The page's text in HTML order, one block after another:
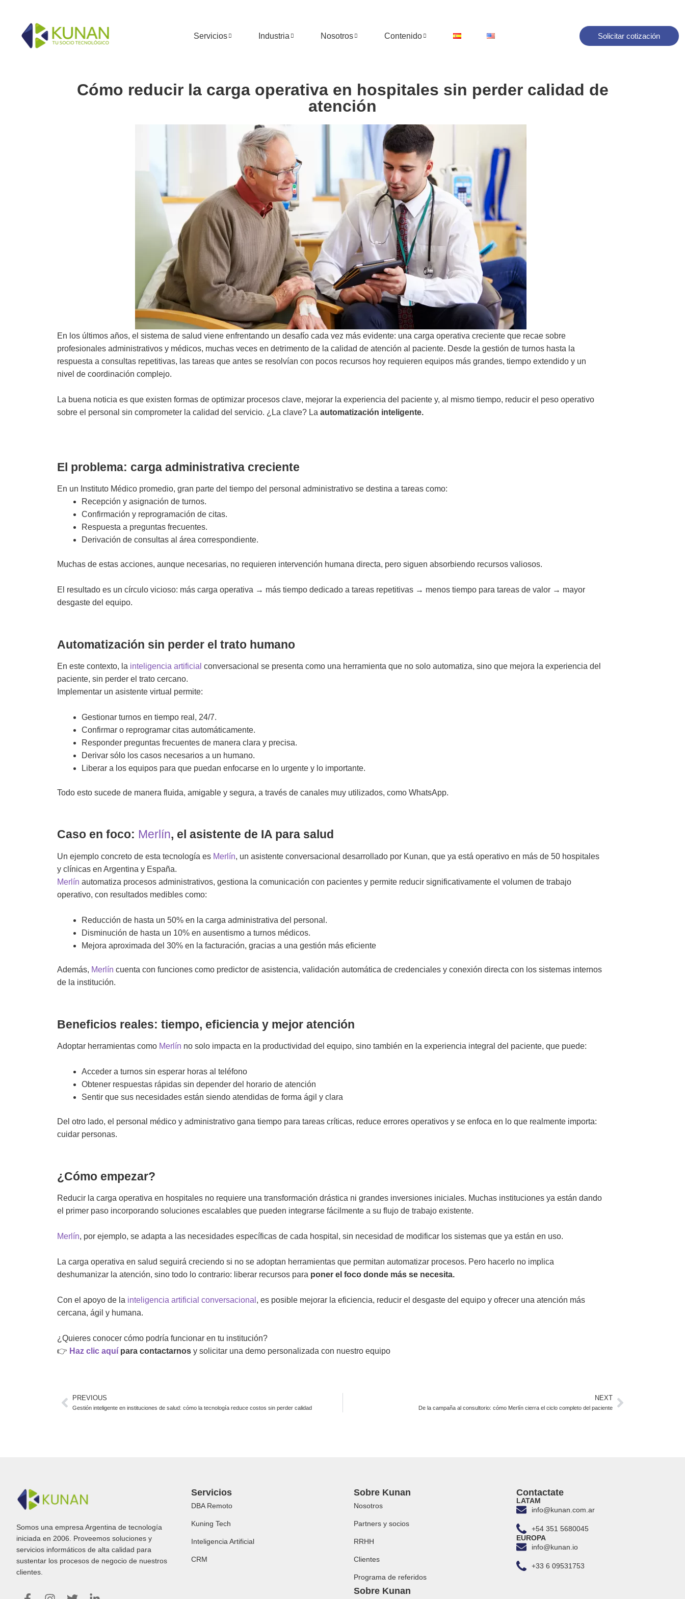
Servicios Industria Nosotros Contenido Solicitar cotización
Cómo reducir la carga operativa en hospitales sin perder calidad de
atención
En los últimos años, el sistema de salud viene enfrentando un desafío cada vez más evidente: una carga operativa creciente que recae sobre
profesionales administrativos y médicos, muchas veces en detrimento de la calidad de atención al paciente. Desde la gestión de turnos hasta la
respuesta a consultas repetitivas, las tareas que antes se resolvían con pocos recursos hoy requieren equipos más grandes, tiempo extendido y un
nivel de coordinación complejo.
La buena noticia es que existen formas de optimizar procesos clave, mejorar la experiencia del paciente y, al mismo tiempo, reducir el peso operativo
sobre el personal sin comprometer la calidad del servicio. ¿La clave? La automatización inteligente.
El problema: carga administrativa creciente
En un Instituto Médico promedio, gran parte del tiempo del personal administrativo se destina a tareas como:
Recepción y asignación de turnos.
Confirmación y reprogramación de citas.
Respuesta a preguntas frecuentes.
Derivación de consultas al área correspondiente.
Muchas de estas acciones, aunque necesarias, no requieren intervención humana directa, pero siguen absorbiendo recursos valiosos.
El resultado es un círculo vicioso: más carga operativa → más tiempo dedicado a tareas repetitivas → menos tiempo para tareas de valor → mayor
desgaste del equipo.
Automatización sin perder el trato humano
En este contexto, la inteligencia artificial conversacional se presenta como una herramienta que no solo automatiza, sino que mejora la experiencia del
paciente, sin perder el trato cercano.
Implementar un asistente virtual permite:
Gestionar turnos en tiempo real, 24/7.
Confirmar o reprogramar citas automáticamente.
Responder preguntas frecuentes de manera clara y precisa.
Derivar sólo los casos necesarios a un humano.
Liberar a los equipos para que puedan enfocarse en lo urgente y lo importante.
Todo esto sucede de manera fluida, amigable y segura, a través de canales muy utilizados, como WhatsApp.
Caso en foco: Merlín, el asistente de IA para salud
Un ejemplo concreto de esta tecnología es Merlín, un asistente conversacional desarrollado por Kunan, que ya está operativo en más de 50 hospitales
y clínicas en Argentina y España.
Merlín automatiza procesos administrativos, gestiona la comunicación con pacientes y permite reducir significativamente el volumen de trabajo
operativo, con resultados medibles como:
Reducción de hasta un 50% en la carga administrativa del personal.
Disminución de hasta un 10% en ausentismo a turnos médicos.
Mejora aproximada del 30% en la facturación, gracias a una gestión más eficiente
Además, Merlín cuenta con funciones como predictor de asistencia, validación automática de credenciales y conexión directa con los sistemas internos
de la institución.
Beneficios reales: tiempo, eficiencia y mejor atención
Adoptar herramientas como Merlín no solo impacta en la productividad del equipo, sino también en la experiencia integral del paciente, que puede:
Acceder a turnos sin esperar horas al teléfono
Obtener respuestas rápidas sin depender del horario de atención
Sentir que sus necesidades están siendo atendidas de forma ágil y clara
Del otro lado, el personal médico y administrativo gana tiempo para tareas críticas, reduce errores operativos y se enfoca en lo que realmente importa:
cuidar personas.
¿Cómo empezar?
Reducir la carga operativa en hospitales no requiere una transformación drástica ni grandes inversiones iniciales. Muchas instituciones ya están dando
el primer paso incorporando soluciones escalables que pueden integrarse fácilmente a su flujo de trabajo existente.
Merlín, por ejemplo, se adapta a las necesidades específicas de cada hospital, sin necesidad de modificar los sistemas que ya están en uso.
La carga operativa en salud seguirá creciendo si no se adoptan herramientas que permitan automatizar procesos. Pero hacerlo no implica
deshumanizar la atención, sino todo lo contrario: liberar recursos para poner el foco donde más se necesita.
Con el apoyo de la inteligencia artificial conversacional , es posible mejorar la eficiencia, reducir el desgaste del equipo y ofrecer una atención más
cercana, ágil y humana.
¿Quieres conocer cómo podría funcionar en tu institución?
👉 Haz clic aquí para contactarnos y solicitar una demo personalizada con nuestro equipo
PREVIOUS
Gestión inteligente en instituciones de salud: cómo la tecnología reduce costos sin perder calidad
NEXT
De la campaña al consultorio: cómo Merlín cierra el ciclo completo del paciente
Somos una empresa Argentina de tecnología
iniciada en 2006. Proveemos soluciones y
servicios informáticos de alta calidad para
sustentar los procesos de negocio de nuestros
clientes.
Servicios
DBA Remoto
Kuning Tech
Inteligencia Artificial
CRM
Sobre Kunan
Nosotros
Partners y socios
RRHH
Clientes
Programa de referidos
Sobre Kunan
Contactate
LATAM
info@kunan.com.ar
+54 351 5680045
EUROPA
info@kunan.io
+33 6 09531753